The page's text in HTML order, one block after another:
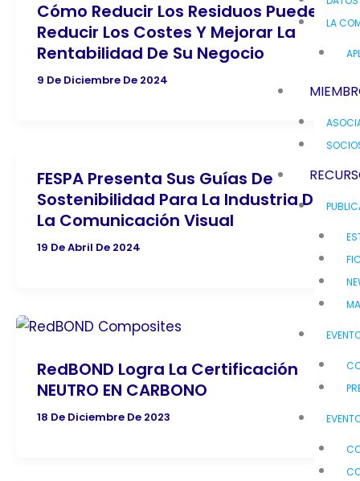
LA
Cómo Reducir Los Residuos Puede
Reducir Los Costes Y Mejorar La
Rentabilidad De Su Negocio
9 De Diciembre De 2024
FESPA Presenta Sus Guías De
Sostenibilidad Para La Industria De
La Comunicación Visual
19 De Abril De 2024
RedBOND Logra La Certificación
NEUTRO EN CARBONO
18 De Diciembre De 2023